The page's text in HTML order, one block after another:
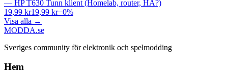
— HP T630 Tunn klient (Homelab, router, HA?)
19,99 kr19,99 kr−0%
Visa alla →
MODDA.se
Sveriges community för elektronik och spelmodding
Hem